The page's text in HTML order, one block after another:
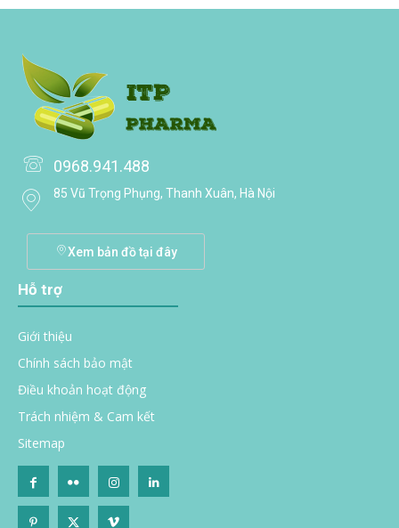
0968.941.488
85 Vũ Trọng Phụng, Thanh Xuân, Hà Nội
Xem bản đồ tại đây
Hỗ trợ
Giới thiệu
Chính sách bảo mật
Điều khoản hoạt động
Trách nhiệm & Cam kết
Sitemap